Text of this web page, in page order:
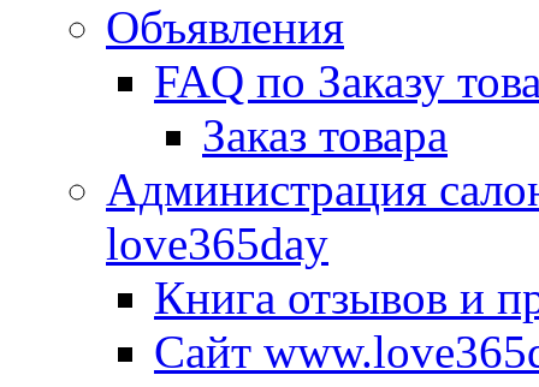
Объявления
FAQ по Заказу
Заказ товара
Администрация
love365day
Книга отзывов и
Сайт